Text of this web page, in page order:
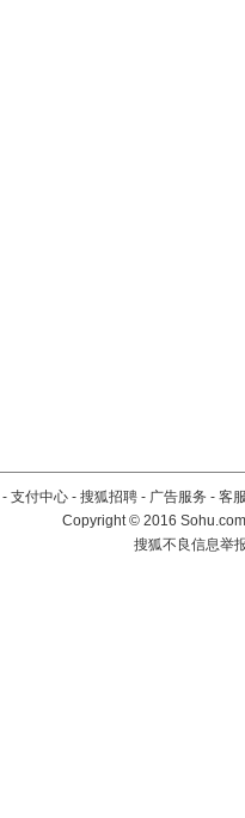
- 支付中心 - 搜狐招聘 - 广告服务 - 客
Copyright©2016
搜狐不良信息举